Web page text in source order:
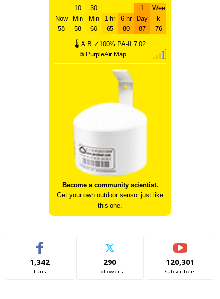
Now
58
10
Min
58
30
Min
60
1 hr
65
6 hr
80
1
Day
87
Wee
k
76
🌡 A B ✓100% PA-II
7.02
⧉ PurpleAir Map
Become a community scientist.
Get your own outdoor sensor just like
this one.
1,342
Fans
290
Followers
120,301
Subscribers